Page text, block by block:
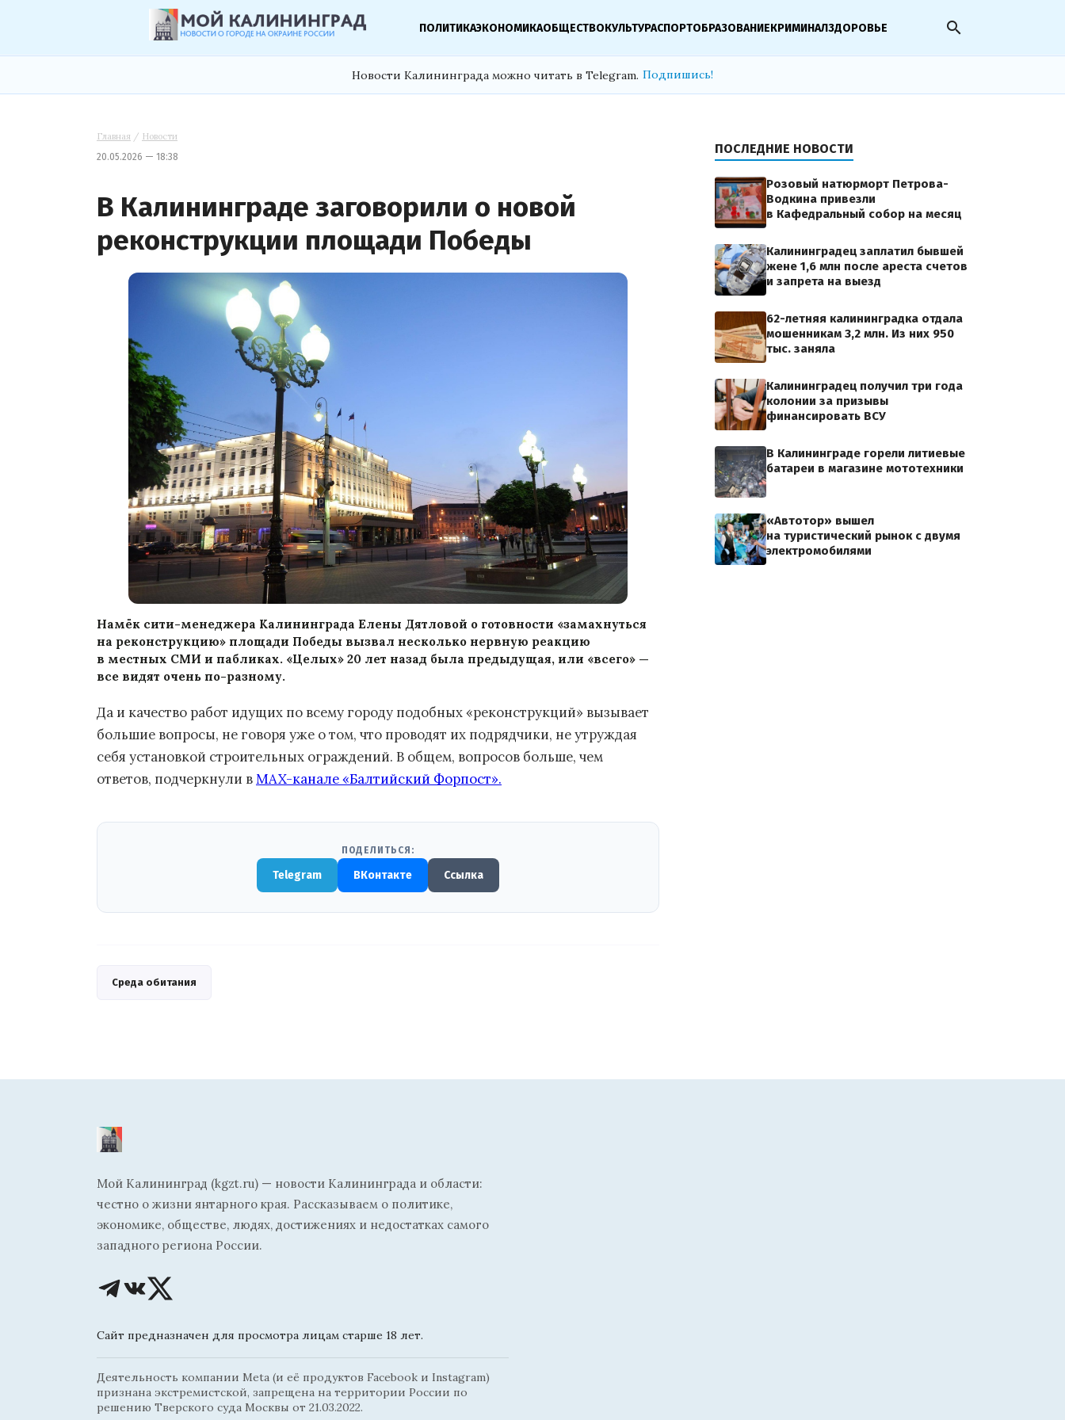
ПОЛИТИКАЭКОНОМИКАОБЩЕСТВОКУЛЬТУРАСПОРТОБРАЗОВАНИЕКРИМИНАЛЗДОРОВЬЕ search
Новости Калининграда можно читать в Telegram. Подпишись!
Главная / Новости
20.05.2026 — 18:38
В Калининграде заговорили о новой
реконструкции площади Победы
Намёк сити-менеджера Калининграда Елены Дятловой о готовности «замахнуться
на реконструкцию» площади Победы вызвал несколько нервную реакцию
в местных СМИ и пабликах. «Целых» 20 лет назад была предыдущая, или «всего» —
все видят очень по-разному.
Да и качество работ идущих по всему городу подобных «реконструкций» вызывает
большие вопросы, не говоря уже о том, что проводят их подрядчики, не утруждая
себя установкой строительных ограждений. В общем, вопросов больше, чем
ответов, подчеркнули вMAX-канале «Балтийский Форпост».
ПОДЕЛИТЬСЯ:
Telegram ВКонтакте Ссылка
Среда обитания
ПОСЛЕДНИЕ НОВОСТИ
Розовый натюрморт Петрова-
Водкина привезли
в Кафедральный собор на месяц
Калининградец заплатил бывшей
жене 1,6 млн после ареста счетов
и запрета на выезд
62-летняя калининградка отдала
мошенникам 3,2 млн. Из них 950
тыс. заняла
Калининградец получил три года
колонии за призывы
финансировать ВСУ
В Калининграде горели литиевые
батареи в магазине мототехники
«Автотор» вышел
на туристический рынок с двумя
электромобилями
Мой Калининград (kgzt.ru) — новости Калининграда и области:
честно о жизни янтарного края. Рассказываем о политике,
экономике, обществе, людях, достижениях и недостатках самого
западного региона России.
Сайт предназначен для просмотра лицам старше 18 лет.
Деятельность компании Meta (и её продуктов Facebook и Instagram)
признана экстремистской, запрещена на территории России по
решению Тверского суда Москвы от 21.03.2022.